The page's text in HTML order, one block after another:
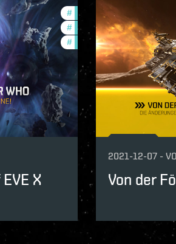
# development-updates
# in-game-events
# new-features
X
2021-12-07 -
Von der